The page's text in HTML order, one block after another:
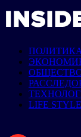
ПОЛИТИКА
LIFE STYLE